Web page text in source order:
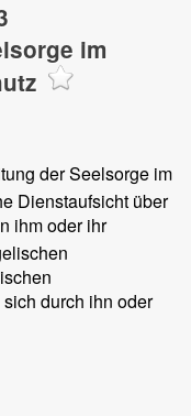
im
der Seelsorge im
Dienstaufsicht über
ihm oder ihr
durch ihn oder